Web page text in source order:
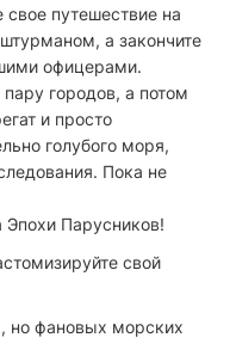
свое путешествие на
а закончите
офицерами.
городов, а потом
и просто
голубого моря,
Пока не
Эпохи Парусников!
свой
но фановых морских